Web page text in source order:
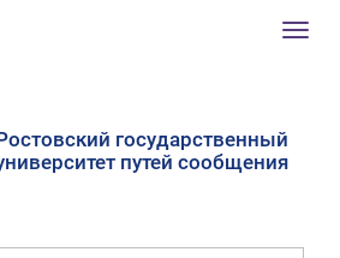
государственный
путей сообщения